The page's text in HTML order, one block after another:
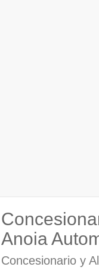
Anoia
Concesionario y